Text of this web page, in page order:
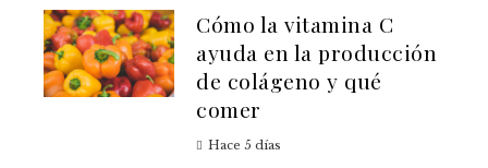
Cómo la vitamina C
ayuda en la producción
de colágeno y qué
comer
Hace 5 días